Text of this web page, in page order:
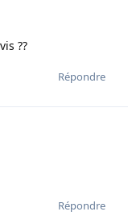
??
Répondre
Répondre